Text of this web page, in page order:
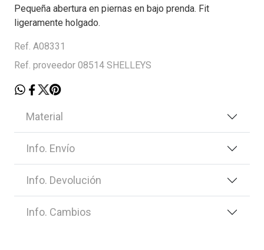
Pequeña abertura en piernas en bajo prenda. Fit
ligeramente holgado.
Ref. A08331
Ref. proveedor 08514 SHELLEYS
Material
Info. Envío
Info. Devolución
Info. Cambios